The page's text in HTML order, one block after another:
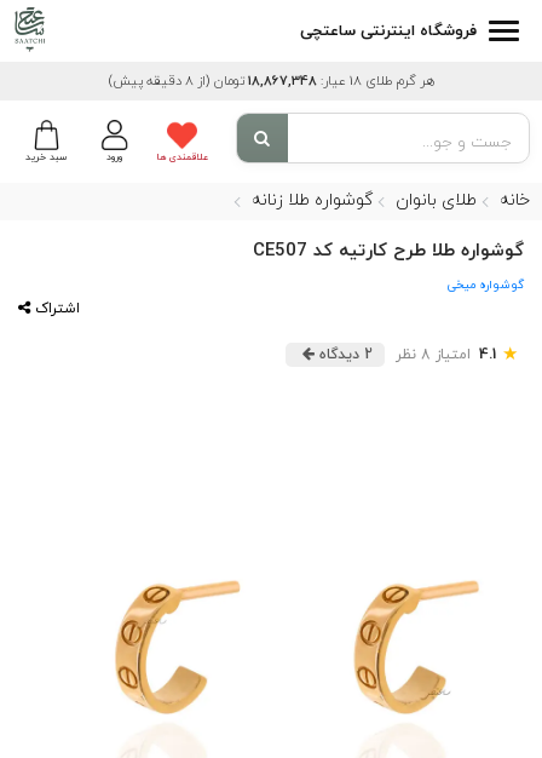
فروشگاه اینترنتی ساعتچی
هر گرم طلای 18 عیار: 18,867,348تومان (از 8 دقیقه پیش)
سبد خرید ورود علاقمندی ها
خانه طلای بانوان گوشواره طلا زنانه
گوشواره طلا طرح کارتیه کد CE507
گوشواره میخی
اشتراک
★
4.1 امتیاز 8 نظر 2 دیدگاه